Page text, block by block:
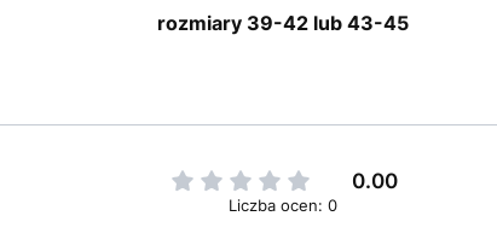
rozmiary 39-42 lub 43-45
0.00
Liczba ocen: 0